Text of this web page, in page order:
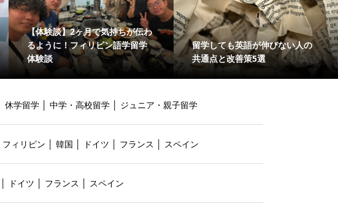
【体験談】2ヶ月で気持ちが伝わ
るように！フィリピン語学留学
体験談
留学しても英語が伸びない人の
共通点と改善策5選
休学留学 中学・高校留学 ジュニア・親子留学
フィリピン 韓国 ドイツ フランス スペイン
ドイツ フランス スペイン